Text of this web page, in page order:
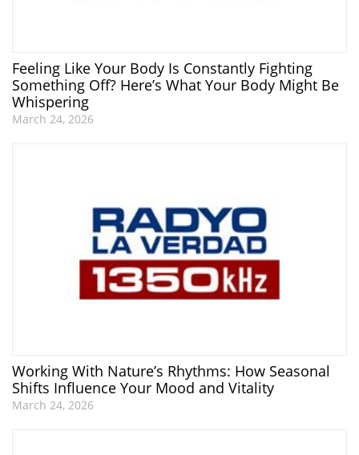
Feeling Like Your Body Is Constantly Fighting
Something Off? Here’s What Your Body Might Be
Whispering
March 24, 2026
Working With Nature’s Rhythms: How Seasonal
Shifts Influence Your Mood and Vitality
March 24, 2026